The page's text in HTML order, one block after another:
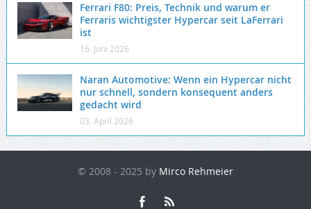
Ferrari F80: Preis, Technik und warum er
Ferraris wichtigster Hypercar seit LaFerrari
ist
16. Juni 2026
Naran Automotive: Wenn ein Hypercar nicht
nur schnell, sondern konsequent anders
gedacht wird
03. April 2026
© 2008 - 2025 by Mirco Rehmeier